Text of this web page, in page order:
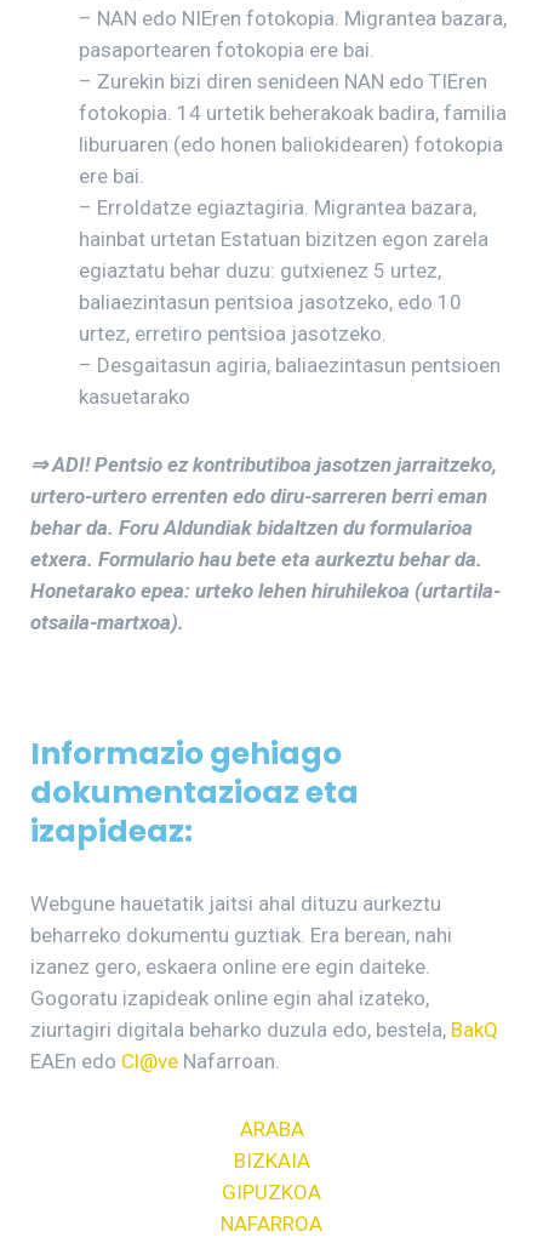
– NAN edo NIEren fotokopia. Migrantea bazara,
pasaportearen fotokopia ere bai.
– Zurekin bizi diren senideen NAN edo TIEren
fotokopia. 14 urtetik beherakoak badira, familia
liburuaren (edo honen baliokidearen) fotokopia
ere bai.
– Erroldatze egiaztagiria. Migrantea bazara,
hainbat urtetan Estatuan bizitzen egon zarela
egiaztatu behar duzu: gutxienez 5 urtez,
baliaezintasun pentsioa jasotzeko, edo 10
urtez, erretiro pentsioa jasotzeko.
– Desgaitasun agiria, baliaezintasun pentsioen
kasuetarako
⇒ ADI! Pentsio ez kontributiboa jasotzen jarraitzeko,
urtero-urtero errenten edo diru-sarreren berri eman
behar da. Foru Aldundiak bidaltzen du formularioa
etxera. Formulario hau bete eta aurkeztu behar da.
Honetarako epea: urteko lehen hiruhilekoa (urtartila-
otsaila-martxoa).
Informazio gehiago
dokumentazioaz eta
izapideaz:
Webgune hauetatik jaitsi ahal dituzu aurkeztu
beharreko dokumentu guztiak. Era berean, nahi
izanez gero, eskaera online ere egin daiteke.
Gogoratu izapideak online egin ahal izateko,
ziurtagiri digitala beharko duzula edo, bestela, BakQ
EAEn edo Cl@ve Nafarroan.
ARABA
BIZKAIA
GIPUZKOA
NAFARROA